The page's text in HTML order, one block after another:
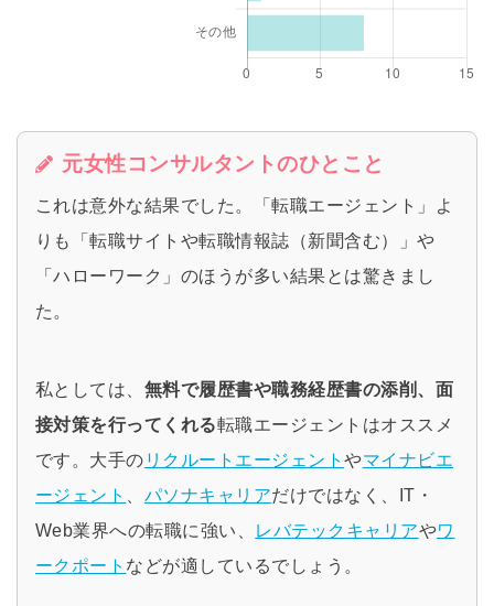
元女性コンサルタントのひとこと
これは意外な結果でした。「転職エージェント」よ
りも「転職サイトや転職情報誌（新聞含む）」や
「ハローワーク」のほうが多い結果とは驚きまし
た。
私としては、 無料で履歴書や職務経歴書の添削、面
接対策を行ってくれる転職エージェントはオススメ
です。大手の リクルートエージェントやマイナビエ
ージェント
パソナキャリアだけではなく、IT・
Web業界への転職に強い、
レバテックキャリアやワ
ークポート などが適しているでしょう。